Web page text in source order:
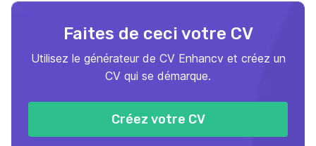
Faites de ceci votre CV
Utilisez le générateur de CV Enhancv et créez un
CV qui se démarque.
Créez votre CV